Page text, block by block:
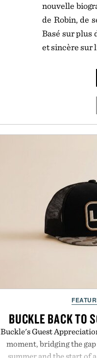
nouvelle
de Robin, de
Basé sur plus
et sincère sur
BUCKLE BACK TO
Buckle's Guest
moment, bridging the
summer and the start of